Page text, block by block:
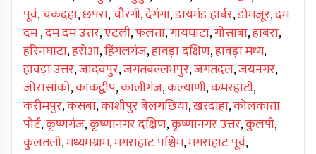
पूर्व,चकदहा,छपरा,चौरंगी,देगंगा,डायमंड हार्बर,डोमजूर,दम
दम,दम दम उत्तर,एंटली,फलता,गायघाटा,गोसाबा,हाबरा,
हरिनघाटा,हरोआ,हिंगलगंज,हावड़ा दक्षिण,हावड़ा मध्य,
हावड़ा उत्तर,जादवपुर,जगतबल्लभपुर,जगतदल,जयनगर,
जोरासांको,काकद्वीप,कालीगंज,कल्याणी,कमरहाटी,
करीमपुर,कसबा,काशीपुर बेलगछिया,खरदाहा,कोलकाता
पोर्ट,कृष्णगंज,कृष्णानगर दक्षिण,कृष्णानगर उत्तर,कुलपी,
कुलतली,मध्यमग्राम,मगराहाट पश्चिम,मगराहाट पूर्व,